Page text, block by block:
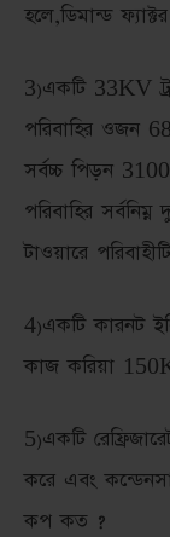
হলে,ডিমান্ড
3)একটি 33KV
পরিবাহির ওজন
সর্বচ্চ পিড়ন
পরিবাহির
টাওয়ারে
4)একটি কারনট
কাজ করিয়া
5)একটি
করে এবং
কপ কত ?